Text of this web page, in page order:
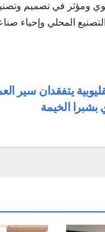
في تصميم وتصنيع
المحلي وإحياء
يتفقدان سير
الخيمة